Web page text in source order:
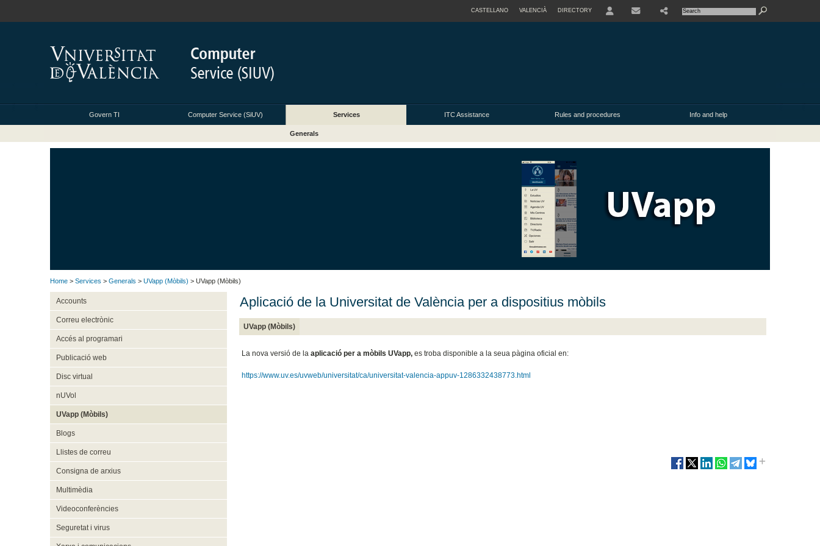
CASTELLANO VALENCIÀ DIRECTORY
Govern TI Computer Service (SiUV) Services ITC Assistance Rules and procedures Info and help
Generals
Home > Services > Generals > UVapp (Mòbils) > UVapp (Mòbils)
Accounts
Correu electrònic
Accés al programari
Publicació web
Disc virtual
nUVol
UVapp (Mòbils)
Blogs
Llistes de correu
Consigna de arxius
Multimèdia
Videoconferències
Seguretat i virus
Aplicació de la Universitat de València per a dispositius mòbils
UVapp (Mòbils)
La nova versió de la aplicació per a mòbils UVapp,es troba disponible a la seua pàgina oficial en:
https://www.uv.es/uvweb/universitat/ca/universitat-valencia-appuv-1286332438773.html